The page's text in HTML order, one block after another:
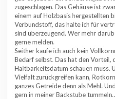
zugeschlagen. Das Gehäuse ist
einem auf Holzbasis hergestellten
Verbundstoff, das halte ich für
sind überzeugend. Wer mehr
gerne melden.
Seither kaufe ich auch kein
Bedarf selbst. Das hat den Vorteil,
Haltbarkeitsdatum schauen muss.
Vielfalt zurückgreifen kann,
ganzes Getreide denn als Mehl.
gern in meiner Backstube